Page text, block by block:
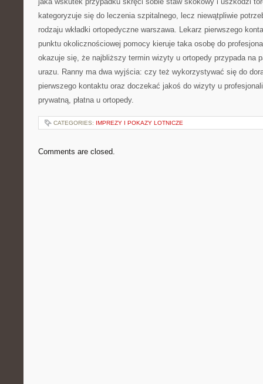
kategoryzuje się do leczenia szpitalnego, lecz niewątpliwie
rodzaju wkładki ortopedyczne warszawa. Lekarz pierwszego
punktu okolicznościowej pomocy kieruje taka osobę do
okazuje się, że najbliższy termin wizyty u ortopedy przypada na
urazu. Ranny ma dwa wyjścia: czy też wykorzystywać się do
pierwszego kontaktu oraz doczekać jakoś do wizyty u
prywatną, płatna u ortopedy.
CATEGORIES: IMPREZY I POKAZY LOTNICZE
Comments are closed.